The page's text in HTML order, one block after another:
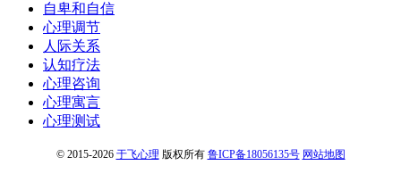
自卑和自信
心理调节
人际关系
认知疗法
心理咨询
心理寓言
心理测试
© 2015-2026 于飞心理 版权所有 鲁ICP备18056135号 网站地图